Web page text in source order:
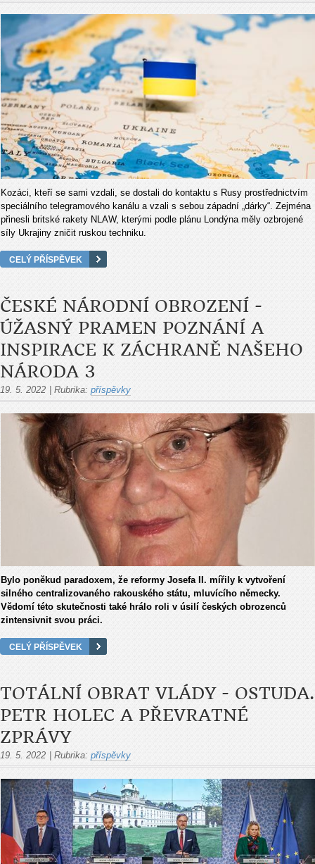
Kozáci, kteří se sami vzdali, se dostali do kontaktu s Rusy prostřednictvím
speciálního telegramového kanálu a vzali s sebou západní „dárky“. Zejména
přinesli britské rakety NLAW, kterými podle plánu Londýna měly ozbrojené
síly Ukrajiny zničit ruskou techniku.
CELÝ PŘÍSPĚVEK
ČESKÉ NÁRODNÍ OBROZENÍ -
ÚŽASNÝ PRAMEN POZNÁNÍ A
INSPIRACE K ZÁCHRANĚ NAŠEHO
NÁRODA 3
19. 5. 2022 Rubrika: příspěvky
Bylo poněkud paradoxem, že reformy Josefa II. mířily k vytvoření
silného centralizovaného rakouského státu, mluvícího německy.
Vědomí této skutečnosti také hrálo roli v úsilí českých obrozenců
zintensivnit svou práci.
CELÝ PŘÍSPĚVEK
TOTÁLNÍ OBRAT VLÁDY - OSTUDA.
PETR HOLEC A PŘEVRATNÉ
ZPRÁVY
19. 5. 2022 Rubrika: příspěvky